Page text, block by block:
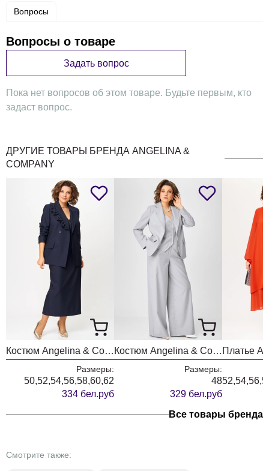
Вопросы
Вопросы о товаре
Задать вопрос
Пока нет вопросов об этом товаре. Будьте первым, кто
задаст вопрос.
ДРУГИЕ ТОВАРЫ БРЕНДА ANGELINA &
COMPANY
Костюм Angelina & Company 1280
Размеры:
50,52,54,56,58,60,62
334 бел.руб
Костюм Angelina & Company 1214
Размеры:
48
329 бел.руб
Все товары бренда
Смотрите также: